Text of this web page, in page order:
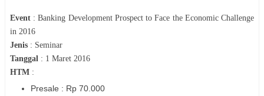
Event :Banking Development Prospect to Face the Economic Challenge
in 2016
Jenis : Seminar
Tanggal : 1 Maret 2016
HTM :
Presale : Rp 70.000